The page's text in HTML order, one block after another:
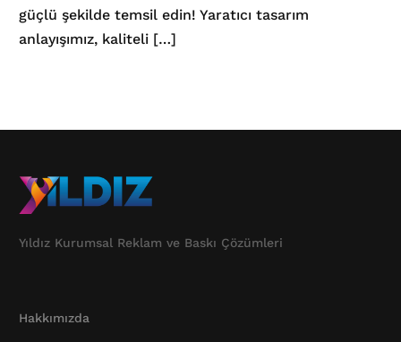
güçlü şekilde temsil edin! Yaratıcı tasarım
anlayışımız, kaliteli […]
Yıldız Kurumsal Reklam ve Baskı Çözümleri
Hakkımızda